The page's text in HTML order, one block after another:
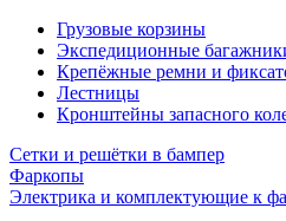
Грузовые корзины
Экспедиционные
Крепёжные ремни и
Лестницы
Кронштейны запасного
Сетки и решётки в бампер
Фаркопы
Электрика и комплектующие к